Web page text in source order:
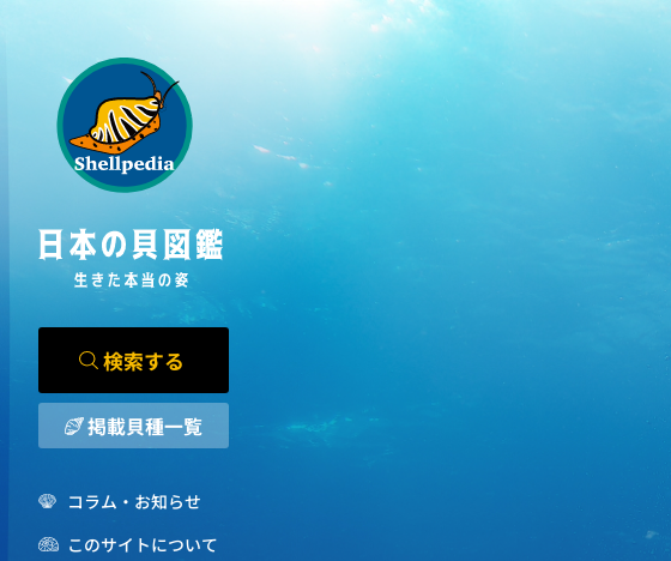
検索する
掲載貝種一覧
コラム・お知らせ
このサイトについて